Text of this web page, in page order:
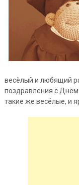
весёлый и любящий
поздравления с Днём
такие же весёлые, и